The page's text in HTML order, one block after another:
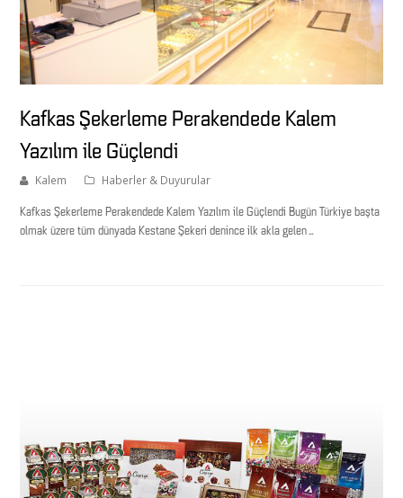
Kafkas Şekerleme Perakendede Kalem
Yazılım ile Güçlendi
Kalem Haberler & Duyurular
Kafkas Şekerleme Perakendede Kalem Yazılım ile Güçlendi Bugün Türkiye başta
olmak üzere tüm dünyada Kestane Şekeri denince ilk akla gelen…